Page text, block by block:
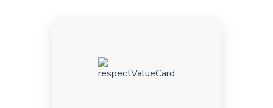
Sabemos conviver em um